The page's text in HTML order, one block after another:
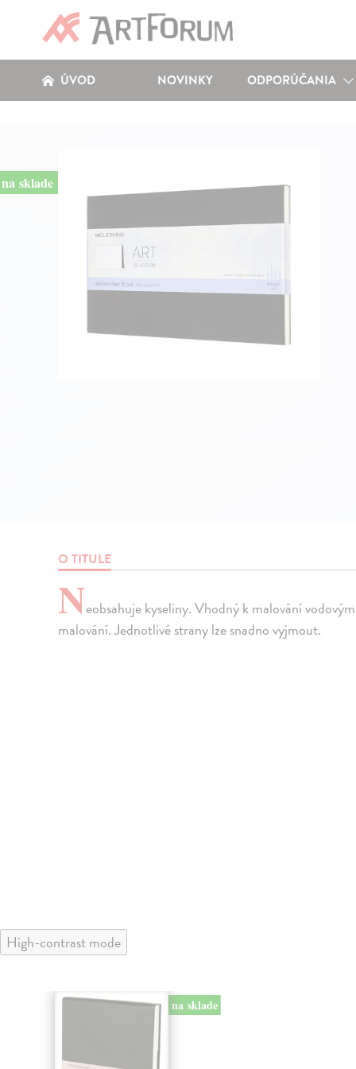
ÚVOD NOVINKY ODPORÚČANIA
na sklade
O TITULE
Neobsahuje kyseliny. Vhodný k malování
malování. Jednotlivé strany lze snadno vyjmout.
High-contrast mode
na sklade